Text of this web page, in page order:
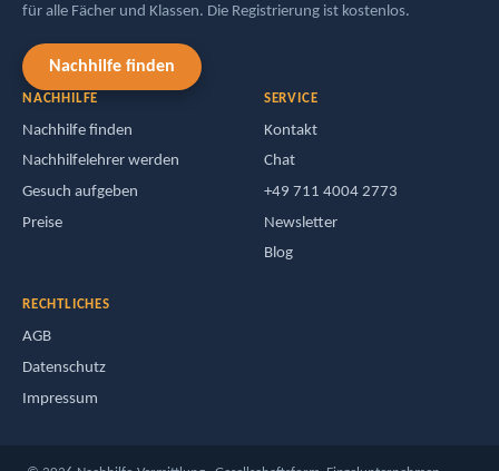
für alle Fächer und Klassen. Die Registrierung ist kostenlos.
Nachhilfe finden
NACHHILFE
Nachhilfe finden
Nachhilfelehrer werden
Gesuch aufgeben
Preise
SERVICE
Kontakt
Chat
+49 711 4004 2773
Newsletter
Blog
RECHTLICHES
AGB
Datenschutz
Impressum